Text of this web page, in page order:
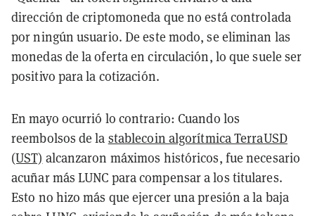
dirección de criptomoneda que no está controlada
por ningún usuario. De este modo, se eliminan las
monedas de la oferta en circulación, lo que suele ser
positivo para la cotización.
En mayo ocurrió lo contrario: Cuando los
reembolsos de la stablecoin algorítmica TerraUSD
(UST) alcanzaron máximos históricos, fue necesario
acuñar más LUNC para compensar a los titulares.
Esto no hizo más que ejercer una presión a la baja